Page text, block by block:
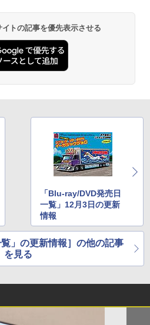
トの記事を優先表示させる
「Blu-ray/DVD発売日
一覧」12月3日の更新
情報
」の更新情報］の他の記事
を見る